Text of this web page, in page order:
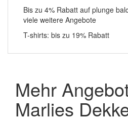
Bis zu 4% Rabatt auf plunge
viele weitere Angebote
T-shirts: bis zu 19% Rabatt
Mehr
Marlies